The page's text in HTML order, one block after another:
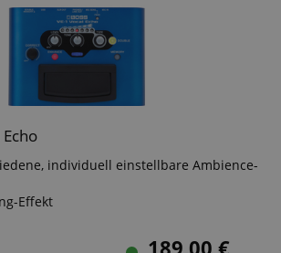
Echo
individuell einstellbare Ambience-
Effekt
Correct
über Batterie oder Netzteil